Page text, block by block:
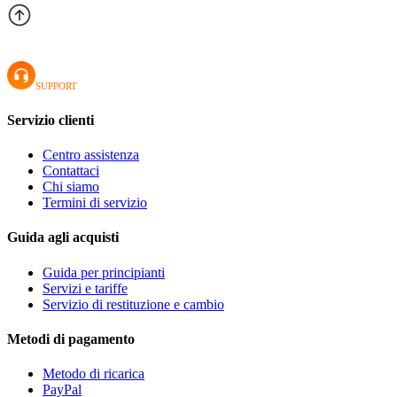
SUPPORT
Servizio clienti
Centro assistenza
Contattaci
Chi siamo
Termini di servizio
Guida agli acquisti
Guida per principianti
Servizi e tariffe
Servizio di restituzione e cambio
Metodi di pagamento
Metodo di ricarica
PayPal